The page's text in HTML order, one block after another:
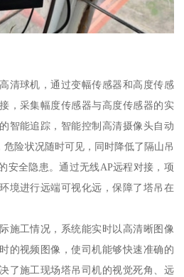
清球机，通过变幅传感器和高度传感
，采集幅度传感器与高度传感器的实
智能追踪，智能控制高清摄像头自动
危险状况随时可见，同时降低了隔山吊
安全隐患。通过无线AP远程对接，项
境进行远端可视化远，保障了塔吊在
施工情况，系统能实时以高清晰图像
的视频图像，使司机能够快速准确的
了施工现场塔吊司机的视觉死角、远